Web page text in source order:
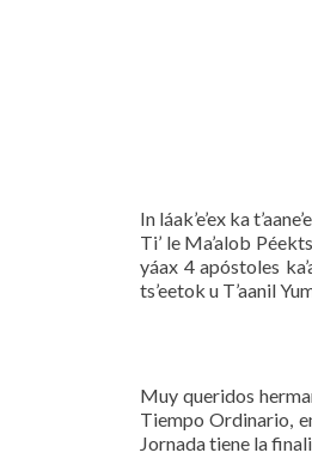
In láak’e’ex ka
Ti’ le Ma’alob
yáax 4 apóstoles
ts’eetok u T’aanil
Muy queridos
Tiempo Ordinario,
Jornada tiene la